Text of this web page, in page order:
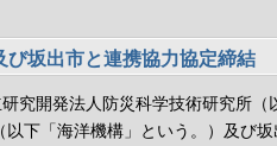
び坂出市と連携協力協定締結
究開発法人防災科学技術研究所（
下「海洋機構」という。）及び坂